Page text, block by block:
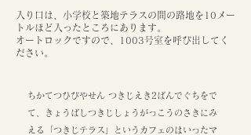
入り口は、小学校と築地テラスの間の路地を10メー
トルほど入ったところにあります。
オートロックですので、1003号室を呼び出してく
ださい。
ちかてつひびやせん つきじえき2ばんでぐちをで
て、きょうばしつきじしょうがっこうのさきにみ
える「つきじテラス」というカフェのはいったマ